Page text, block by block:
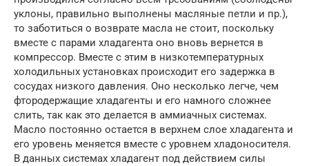
уклоны, правильно выполнены масляные петли и пр.),
то заботиться о возврате масла не стоит, поскольку
вместе с парами хладагента оно вновь вернется в
компрессор. Вместе с этим в низкотемпературных
холодильных установках происходит его задержка в
сосудах низкого давления. Оно несколько легче, чем
фтородержащие хладагенты и его намного сложнее
слить, так как это делается в аммиачных системах.
Масло постоянно остается в верхнем слое хладагента и
его уровень меняется вместе с уровнем хладоносителя.
В данных системах хладагент под действием силы